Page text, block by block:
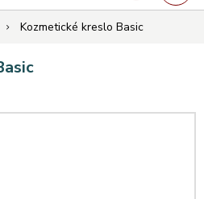
Kozmetické kreslo Basic